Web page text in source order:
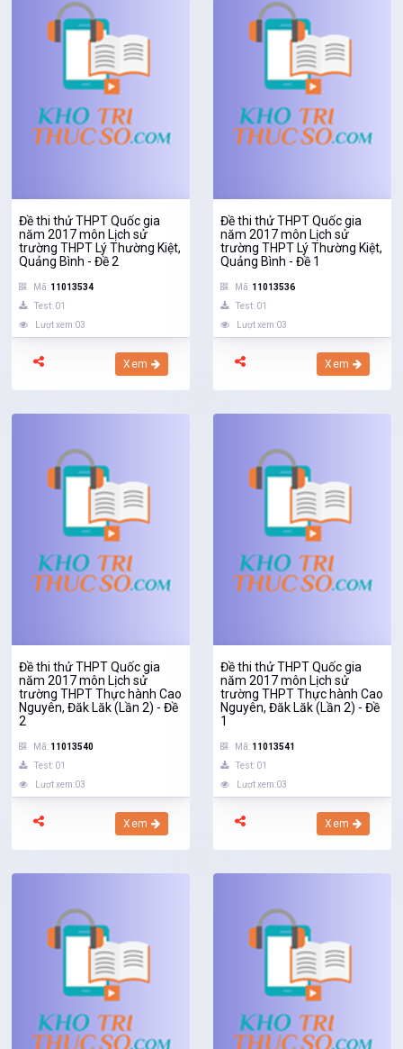
Đề thi thử THPT Quốc gia
năm 2017 môn Lịch sử
trường THPT Lý Thường Kiệt,
Quảng Bình - Đề 2
Mã: 11013534
Test: 01
Lượt xem:03
Xem
Đề thi thử THPT Quốc gia
năm 2017 môn Lịch sử
trường THPT Lý Thường Kiệt,
Quảng Bình - Đề 1
Mã: 11013536
Test: 01
Lượt xem:03
Xem
Đề thi thử THPT Quốc gia
năm 2017 môn Lịch sử
trường THPT Thực hành Cao
Nguyên, Đăk Lăk (Lần 2) - Đề
2
Mã: 11013540
Test: 01
Lượt xem:03
Xem
Đề thi thử THPT Quốc gia
năm 2017 môn Lịch sử
trường THPT Thực hành Cao
Nguyên, Đăk Lăk (Lần 2) - Đề
1
Mã: 11013541
Test: 01
Lượt xem:03
Xem